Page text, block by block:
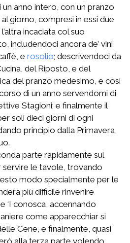
anno intero, con un pranzo
giorno, compresi in essi due
l’altra incaciata col suo
includendoci ancora de’ vini
e rosolio; descrivendoci da
del Riposto, e del
del pranzo medesimo, e così
di un anno servendomi di
Stagioni; e finalmente il
soli dieci giorni di ogni
principio dalla Primavera,
parte rapidamente sul
le tavole, trovando
modo specialmente per le
più difficile rinvenire
‘I conosca, accennando
come apparecchiar si
Cene, e finalmente, quasi
alla terza parte volendo